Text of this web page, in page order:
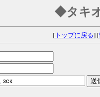
◆タキ
[トップに戻る] [